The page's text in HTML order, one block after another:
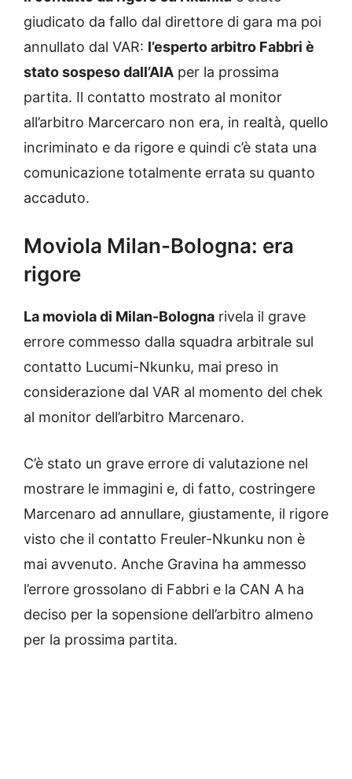
giudicato da fallo dal direttore di gara ma poi
annullato dal VAR: l’esperto arbitro Fabbri è
stato sospeso dall’AIA per la prossima
partita. Il contatto mostrato al monitor
all’arbitro Marcercaro non era, in realtà, quello
incriminato e da rigore e quindi c’è stata una
comunicazione totalmente errata su quanto
accaduto.
Moviola Milan-Bologna: era
rigore
La moviola di Milan-Bologna rivela il grave
errore commesso dalla squadra arbitrale sul
contatto Lucumi-Nkunku, mai preso in
considerazione dal VAR al momento del chek
al monitor dell’arbitro Marcenaro.
C’è stato un grave errore di valutazione nel
mostrare le immagini e, di fatto, costringere
Marcenaro ad annullare, giustamente, il rigore
visto che il contatto Freuler-Nkunku non è
mai avvenuto. Anche Gravina ha ammesso
l’errore grossolano di Fabbri e la CAN A ha
deciso per la sopensione dell’arbitro almeno
per la prossima partita.